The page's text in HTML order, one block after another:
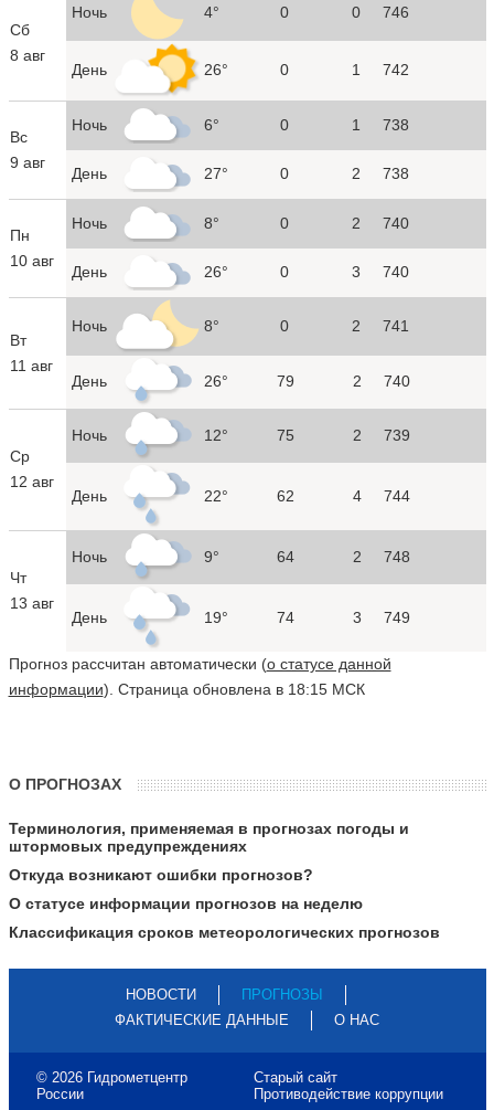
Сб
8 авг
Ночь 4° 0 0 746
День 26° 0 1 742
Вс
9 авг
Ночь 6° 0 1 738
День 27° 0 2 738
Пн
10 авг
Ночь 8° 0 2 740
День 26° 0 3 740
Вт
11 авг
Ночь 8° 0 2 741
День 26° 79 2 740
Ср
12 авг
Ночь 12° 75 2 739
День 22° 62 4 744
Чт
13 авг
Ночь 9° 64 2 748
День 19° 74 3 749
Прогноз рассчитан автоматически (о статусе данной
информации). Страница обновлена в 18:15 МСК
О ПРОГНОЗАХ
Терминология, применяемая в прогнозах погоды и
штормовых предупреждениях
Откуда возникают ошибки прогнозов?
О статусе информации прогнозов на неделю
Классификация сроков метеорологических прогнозов
НОВОСТИ
ПРОГНОЗЫ
ФАКТИЧЕСКИЕ ДАННЫЕ
О НАС
© 2026 Гидрометцентр
России
Старый сайт
Противодействие коррупции